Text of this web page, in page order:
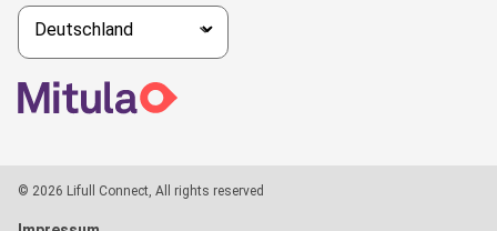
© 2026 Lifull Connect, All rights reserved